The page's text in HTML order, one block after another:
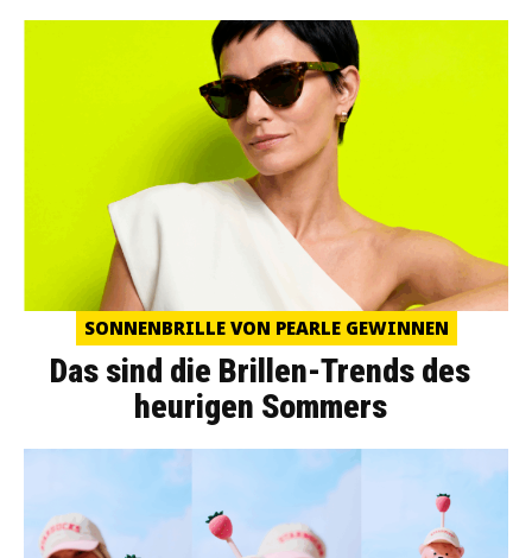
SONNENBRILLE VON PEARLE GEWINNEN
Das sind die Brillen-Trends des
heurigen Sommers